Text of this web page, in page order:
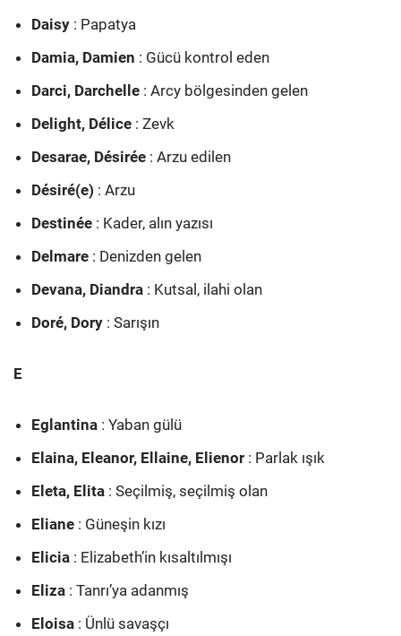
Daisy : Papatya
Damia, Damien : Gücü kontrol eden
Darci, Darchelle : Arcy bölgesinden gelen
Delight, Délice : Zevk
Desarae, Désirée : Arzu edilen
Désiré(e) : Arzu
Destinée : Kader, alın yazısı
Delmare : Denizden gelen
Devana, Diandra : Kutsal, ilahi olan
Doré, Dory : Sarışın
E
Eglantina : Yaban gülü
Elaina, Eleanor, Ellaine, Elienor : Parlak ışık
Eleta, Elita : Seçilmiş, seçilmiş olan
Eliane : Güneşin kızı
Elicia : Elizabeth’in kısaltılmışı
Eliza : Tanrı’ya adanmış
Eloisa : Ünlü savaşçı